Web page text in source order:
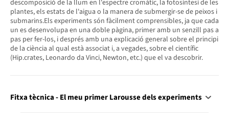
descomposició de la llum en l'espectre cromàtic, la fotosíntesi de les
plantes, els estats de l'aigua o la manera de submergir-se de peixos i
submarins.Els experiments són fàcilment comprensibles, ja que cada
un es desenvolupa en una doble pàgina, primer amb un senzill pas a
pas per fer-los, i després amb una explicació general sobre el principi
de la ciència al qual està associat i, a vegades, sobre el científic
(Hip.crates, Leonardo da Vinci, Newton, etc.) que el va descobrir.
Fitxa tècnica - El meu primer Larousse dels experiments